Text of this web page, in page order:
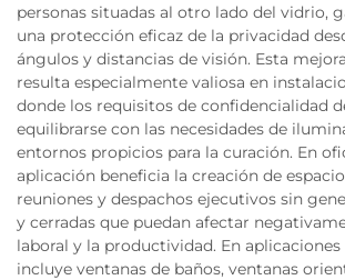
personas situadas al otro lado del vidrio,
una protección eficaz de la privacidad
ángulos y distancias de visión. Esta
resulta especialmente valiosa en
donde los requisitos de confidencialidad
equilibrarse con las necesidades de
entornos propicios para la curación. En
aplicación beneficia la creación de
reuniones y despachos ejecutivos sin
y cerradas que puedan afectar
laboral y la productividad. En aplicaciones
incluye ventanas de baños, ventanas